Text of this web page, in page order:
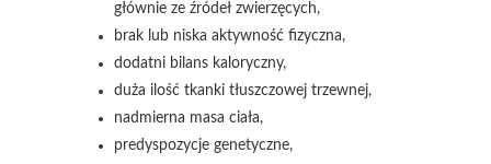
głównie ze źródeł zwierzęcych,
brak lub niska aktywność fizyczna,
dodatni bilans kaloryczny,
duża ilość tkanki tłuszczowej trzewnej,
nadmierna masa ciała,
predyspozycje genetyczne,